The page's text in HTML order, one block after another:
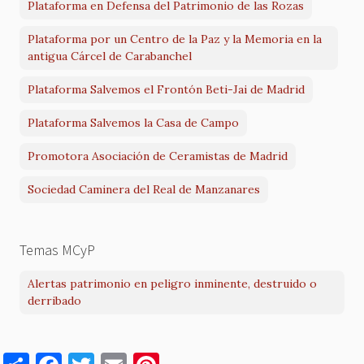
Plataforma en Defensa del Patrimonio de las Rozas
Plataforma por un Centro de la Paz y la Memoria en la
antigua Cárcel de Carabanchel
Plataforma Salvemos el Frontón Beti-Jai de Madrid
Plataforma Salvemos la Casa de Campo
Promotora Asociación de Ceramistas de Madrid
Sociedad Caminera del Real de Manzanares
Temas MCyP
Alertas patrimonio en peligro inminente, destruido o
derribado